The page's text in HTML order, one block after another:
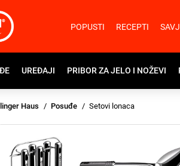
POPUSTI RECEPTI
UREĐAJI PRIBOR ZA JELO I NOŽEVI
Haus Posuđe Setovi lonaca